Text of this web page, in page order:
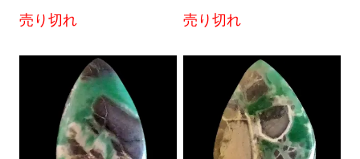
売り切れ
売り切れ